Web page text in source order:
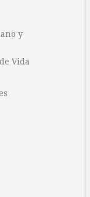
y
Vida